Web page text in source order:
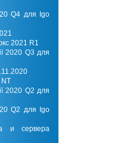
Q4 для Igo
2021 R1
2020 Q3 для
2020 Q2 для
Q2 для Igo
и сервера